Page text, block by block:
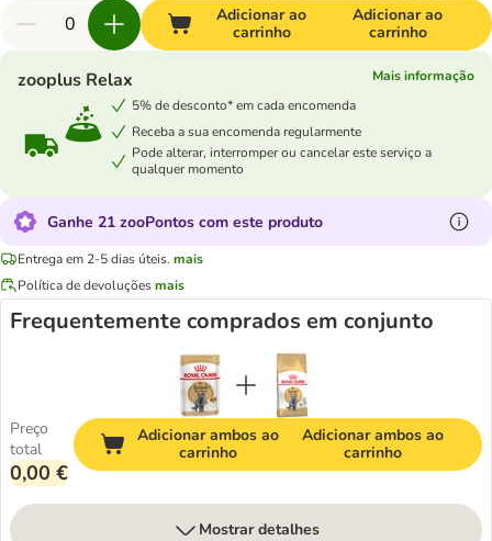
Adicionar ao
carrinho
Adicionar ao
carrinho
zooplus Relax
Mais informação
5% de desconto* em cada encomenda
Receba a sua encomenda regularmente
Pode alterar, interromper ou cancelar este serviço a
qualquer momento
Ganhe 21 zooPontos com este produto
Entrega em 2-5 dias úteis. mais
Política de devoluçõesmais
Frequentemente comprados em conjunto
Preço
total
0,00 €
Adicionar ambos ao
carrinho
Adicionar ambos ao
carrinho
Mostrar detalhes